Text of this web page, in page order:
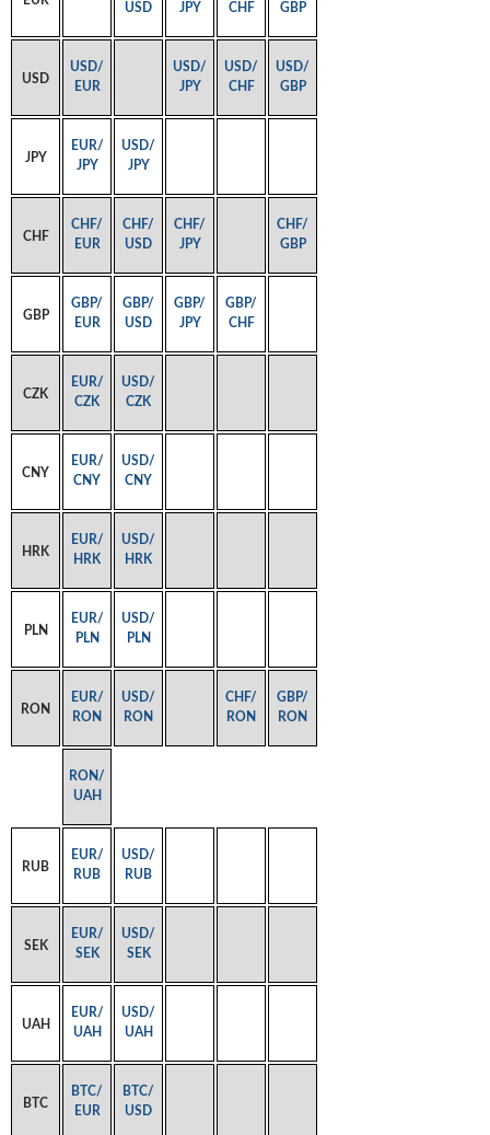
USD
JPY
CHF
GBP
USD
USD/
EUR
USD/
JPY
USD/
CHF
USD/
GBP
JPY
EUR/
JPY
USD/
JPY
CHF
CHF/
EUR
CHF/
USD
CHF/
JPY
CHF/
GBP
GBP
GBP/
EUR
GBP/
USD
GBP/
JPY
GBP/
CHF
CZK
EUR/
CZK
USD/
CZK
CNY
EUR/
CNY
USD/
CNY
HRK
EUR/
HRK
USD/
HRK
PLN
EUR/
PLN
USD/
PLN
RON
EUR/
RON
USD/
RON
CHF/
RON
GBP/
RON
RON/
UAH
RUB
EUR/
RUB
USD/
RUB
SEK
EUR/
SEK
USD/
SEK
UAH
EUR/
UAH
USD/
UAH
BTC
BTC/
EUR
BTC/
USD